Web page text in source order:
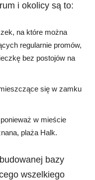
i okolicy są to:
na które można
regularnie promów,
bez postojów na
się w zamku
w mieście
plaża Halk.
bazy
wszelkiego